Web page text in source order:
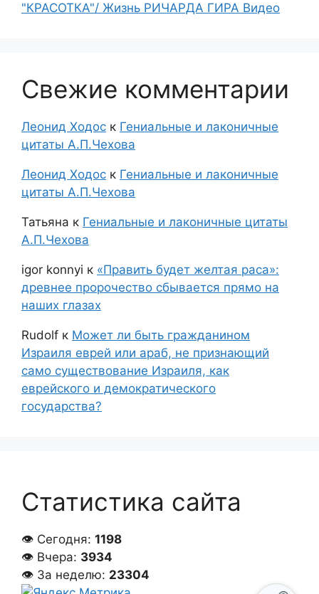
"КРАСОТКА"/ Жизнь РИЧАРДА ГИРА Видео
Свежие комментарии
Леонид Ходос к Гениальные и лаконичные
цитаты А.П.Чехова
Леонид Ходос к Гениальные и лаконичные
цитаты А.П.Чехова
Татьяна к Гениальные и лаконичные цитаты
А.П.Чехова
igor konnyi к «Править будет желтая раса»:
древнее пророчество сбывается прямо на
наших глазах
Rudolf к Может ли быть гражданином
Израиля еврей или араб, не признающий
само существование Израиля, как
еврейского и демократического
государства?
Статистика сайта
👁 Сегодня: 1198
👁 Вчера: 3934
👁 За неделю: 23304